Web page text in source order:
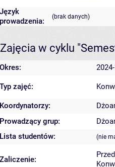
Język
prowadzenia:
(brak danych)
Zajęcia w cyklu
Okres:
Typ zajęć:
Koordynatorzy:
Prowadzący grup:
Lista studentów:
(nie
Zaliczenie: